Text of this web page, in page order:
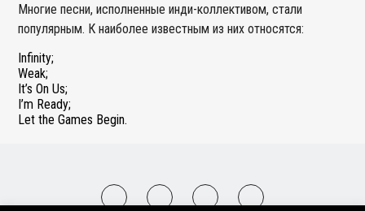
Многие песни, исполненные инди-коллективом, стали
популярным. К наиболее известным из них относятся:
Infinity;
Weak;
It’s On Us;
I’m Ready;
Let the Games Begin.